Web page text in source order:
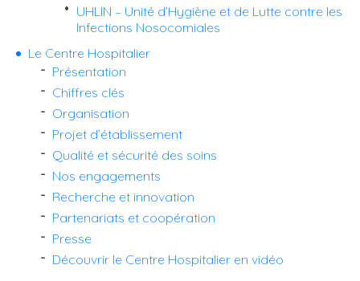
UHLIN – Unité d’Hygiène et de Lutte contre les
Infections Nosocomiales
Le Centre Hospitalier
Présentation
Chiffres clés
Organisation
Projet d’établissement
Qualité et sécurité des soins
Nos engagements
Recherche et innovation
Partenariats et coopération
Presse
Découvrir le Centre Hospitalier en vidéo